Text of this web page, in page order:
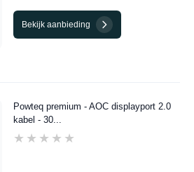
Bekijk aanbieding
Powteq premium - AOC displayport 2.0
kabel - 30...
★★★★★
★★★★★